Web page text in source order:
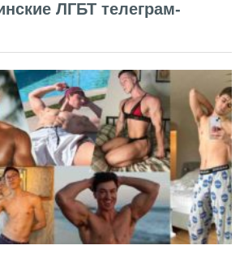
ЛГБТ телеграм-